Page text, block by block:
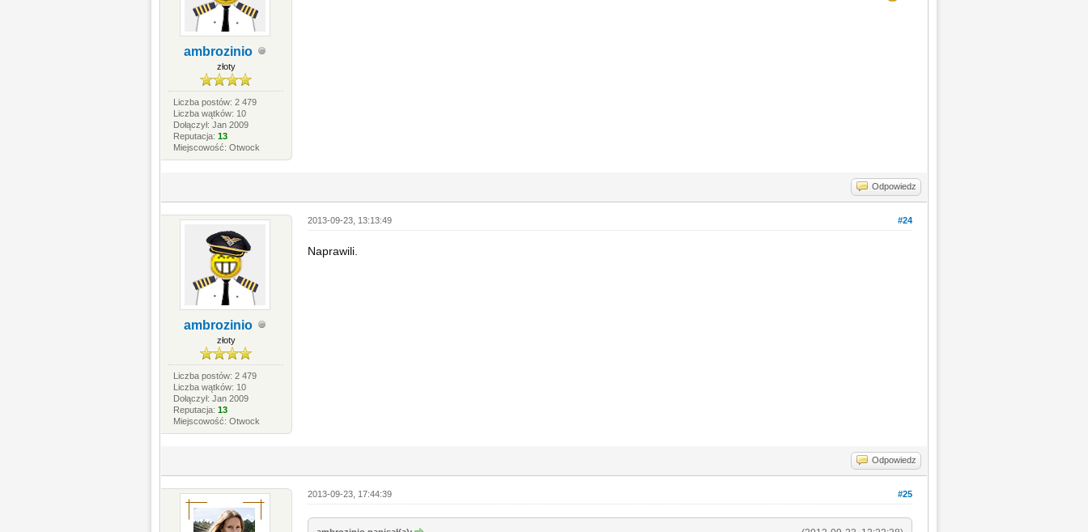
ambrozinio
złoty
Liczba postów: 2 479
Liczba wątków: 10
Dołączył: Jan 2009
Reputacja:13
Miejscowość: Otwock
Odpowiedz
ambrozinio
złoty
Liczba postów: 2 479
Liczba wątków: 10
Dołączył: Jan 2009
Reputacja:13
Miejscowość: Otwock
#24
2013-09-23, 13:13:49
Naprawili.
Odpowiedz
#25
2013-09-23, 17:44:39